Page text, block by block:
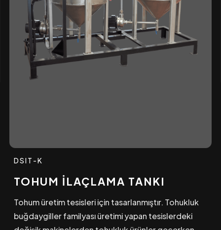
DSIT-K
TOHUM İLAÇLAMA TANKI
Tohum üretim tesisleri için tasarlanmıştır. Tohukluk
buğdaygiller familyası üretimi yapan tesislerdeki